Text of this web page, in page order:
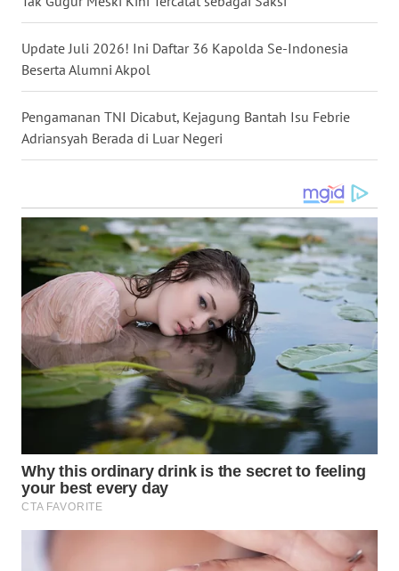
Update Juli 2026! Ini Daftar 36 Kapolda Se-Indonesia
Beserta Alumni Akpol
Pengamanan TNI Dicabut, Kejagung Bantah Isu Febrie
Adriansyah Berada di Luar Negeri
TOBA
WN
NIAS
WN
LANGKAT
TAPANULI
SELATAN
WN
TANJUNG
LESUNG
KARO
SIMALUNGUN
WN
LABUHANBATU